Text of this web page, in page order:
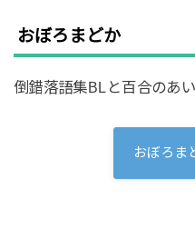
おぼろまどか
倒錯落語集BLと百合のあ
おぼろま